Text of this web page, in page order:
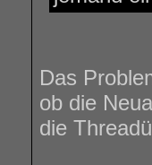
Das
ob die
die